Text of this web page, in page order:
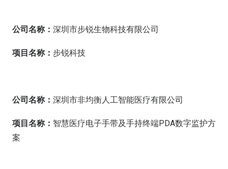
公司名称： 深圳市步锐生物科技有限公司
项目名称： 步锐科技
公司名称： 深圳市非均衡人工智能医疗有限公司
项目名称： 智慧医疗电子手带及手持终端PDA数字监护方
案